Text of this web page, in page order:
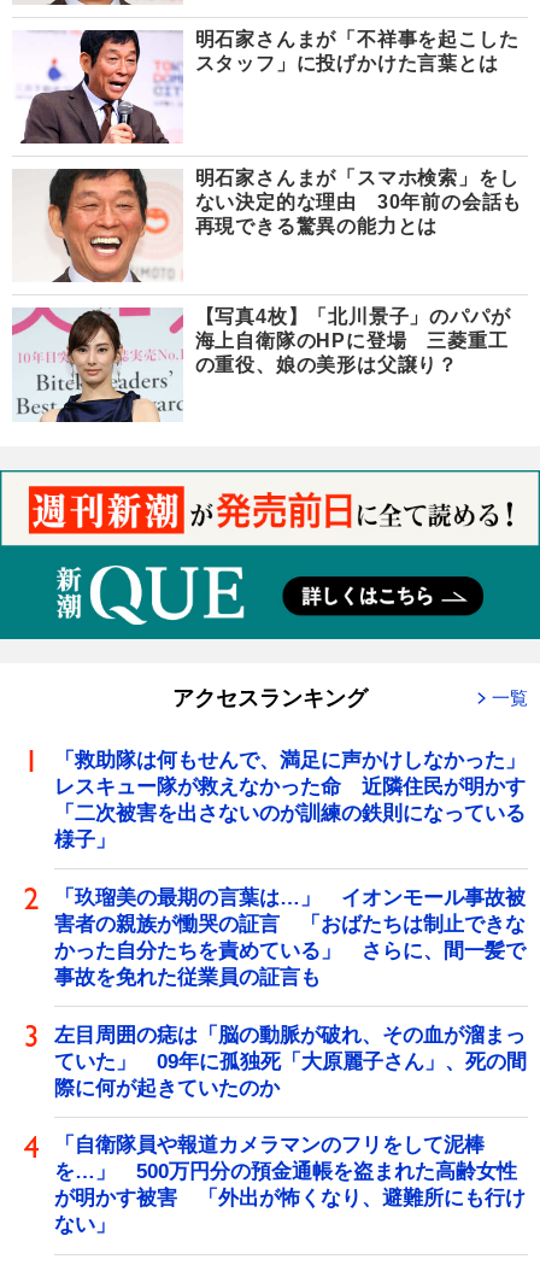
明石家さんまが「不祥事を起こした
スタッフ」に投げかけた言葉とは
明石家さんまが「スマホ検索」をし
ない決定的な理由 30年前の会話も
再現できる驚異の能力とは
【写真4枚】「北川景子」のパパが
海上自衛隊のHPに登場 三菱重工
の重役、娘の美形は父譲り？
アクセスランキング 一覧
「救助隊は何もせんで、満足に声かけしなかった」
レスキュー隊が救えなかった命 近隣住民が明かす
「二次被害を出さないのが訓練の鉄則になっている
様子」
「玖瑠美の最期の言葉は…」 イオンモール事故被
害者の親族が慟哭の証言 「おばたちは制止できな
かった自分たちを責めている」 さらに、間一髪で
事故を免れた従業員の証言も
左目周囲の痣は「脳の動脈が破れ、その血が溜まっ
ていた」 09年に孤独死「大原麗子さん」、死の間
際に何が起きていたのか
「自衛隊員や報道カメラマンのフリをして泥棒
を…」 500万円分の預金通帳を盗まれた高齢女性
が明かす被害 「外出が怖くなり、避難所にも行け
ない」